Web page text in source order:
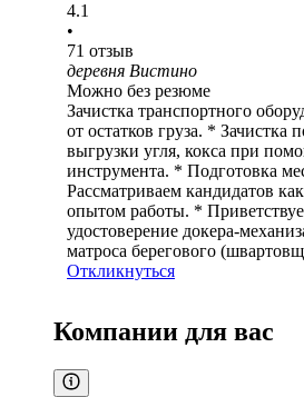
4.1
•
71 отзыв
деревня Вистино
Можно без резюме
Зачистка транспортного
от остатков груза. * Зачистка
выгрузки угля, кокса при
инструмента. * Подготовка
Рассматриваем кандидатов
опытом работы. *
удостоверение докера-
матроса берегового
Откликнуться
Компании для вас